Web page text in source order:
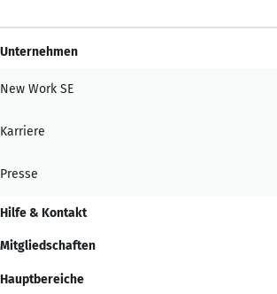
Unternehmen
New Work SE
Karriere
Presse
Hilfe & Kontakt
Mitgliedschaften
Hauptbereiche